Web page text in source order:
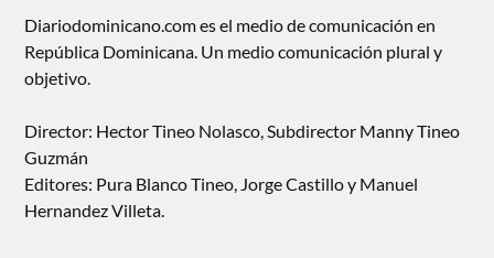
Diariodominicano.com es el medio de comunicación en
República Dominicana. Un medio comunicación plural y
objetivo.
Director: Hector Tineo Nolasco, Subdirector Manny Tineo
Guzmán
Editores: Pura Blanco Tineo, Jorge Castillo y Manuel
Hernandez Villeta.